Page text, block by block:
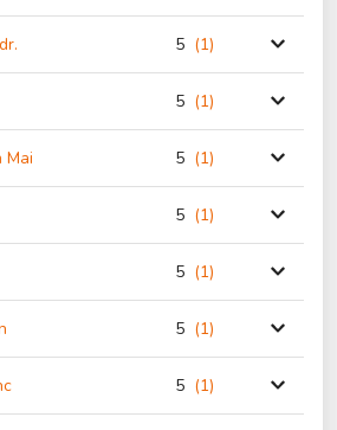
5 (1)
5 (1)
Mai 5 (1)
5 (1)
5 (1)
5 (1)
5 (1)